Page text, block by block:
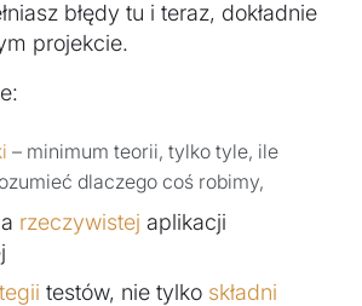
błędy tu i teraz, dokładnie
projekcie.
– minimum teorii, tylko tyle, ile
dlaczego coś robimy,
rzeczywistej aplikacji
testów, nie tylko składni